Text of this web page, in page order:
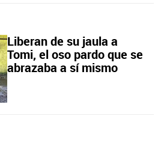
Liberan de su jaula a
Tomi, el oso pardo que se
abrazaba a sí mismo